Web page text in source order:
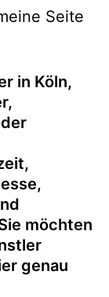
Seite
in Köln,
möchten
genau